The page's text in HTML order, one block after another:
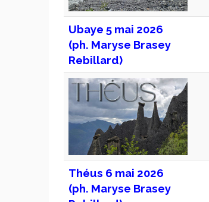
Ubaye 5 mai 2026
(ph. Maryse Brasey
Rebillard)
Théus 6 mai 2026
(ph. Maryse Brasey